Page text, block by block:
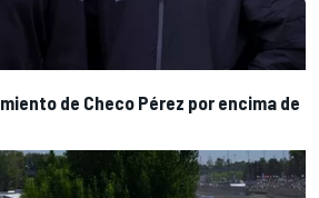
de Checo Pérez por encima de